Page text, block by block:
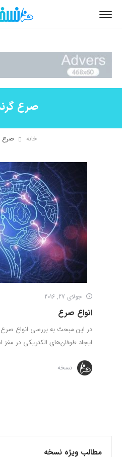
صرع
خانه صرع
جولای 27, 2016
انواع صرع
در این مبحث به بررسی انواع
ایجاد طوفان‌های الکتریکی در
نسخه
مطالب ویژه نسخه